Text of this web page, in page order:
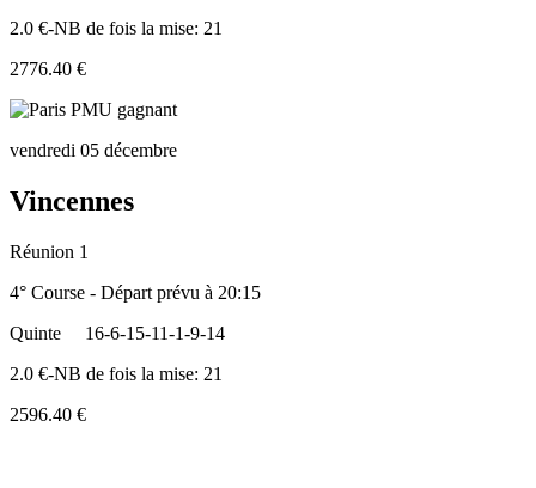
2.0 €-NB de fois la mise: 21
2776.40 €
vendredi 05 décembre
Vincennes
Réunion 1
4° Course - Départ prévu à 20:15
Quinte
16-6-15-11-1-9-14
2.0 €-NB de fois la mise: 21
2596.40 €